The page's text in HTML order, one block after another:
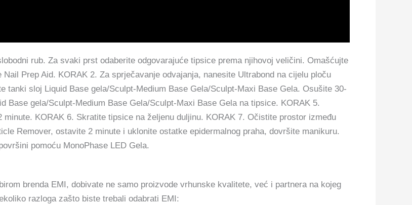
rub. Za svaki prst odaberite odgovarajuće tipsice prema njihovoj veličini. Omašćujte
Prep Aid. KORAK 2. Za sprječavanje odvajanja, nanesite Ultrabond na cijelu ploču
tanki sloj Liquid Base gela/Sculpt-Medium Base Gela/Sculpt-Maxi Base Gela. Osušite 30-
Base gela/Sculpt-Medium Base Gela/Sculpt-Maxi Base Gela na tipsice. KORAK 5.
KORAK 6. Skratite tipsice na željenu duljinu. KORAK 7. Očistite prostor između
Remover, ostavite 2 minute i uklonite ostatke epidermalnog praha, dovršite manikuru.
pomoću MonoPhase LED Gela.
brenda EMI, dobivate ne samo proizvode vrhunske kvalitete, već i partnera na kojeg
razloga zašto biste trebali odabrati EMI: